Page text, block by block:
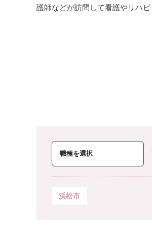
護師などが訪問して看護やリハ
浜松市